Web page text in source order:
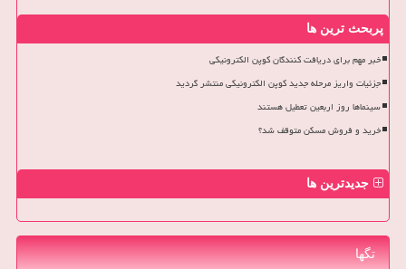
پربحث ترین ها
خبر مهم برای دریافت کنندگان کوپن الکترونیکی
جزئیات واریز مرحله جدید کوپن الکترونیکی منتشر گردید
سینماها روز اربعین تعطیل هستند
خرید و فروش مسکن متوقف شد؟
جدیدترین ها
تگها